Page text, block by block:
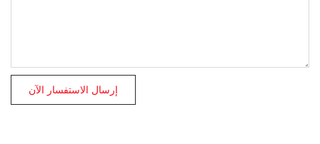
إرسال الاستفسار الآن